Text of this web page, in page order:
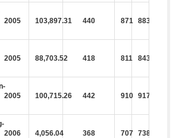
2005 103,897.31 440 871 883
2005 88,703.52 418 811 843
2005 100,715.26 442 910 917
2006 4,056.04 368 707 738